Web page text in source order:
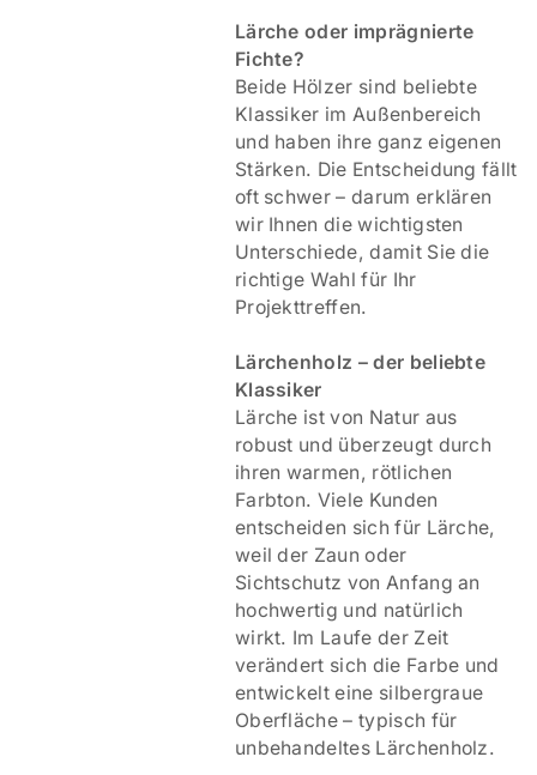
Lärche oder imprägnierte
Fichte?
Beide Hölzer sind beliebte
Klassiker im Außenbereich
und haben ihre ganz eigenen
Stärken. Die Entscheidung fällt
oft schwer – darum erklären
wir Ihnen die wichtigsten
Unterschiede, damit Sie die
richtige Wahl für Ihr
Projekttreffen.
Lärchenholz – der beliebte
Klassiker
Lärche ist von Natur aus
robust und überzeugt durch
ihren warmen, rötlichen
Farbton. Viele Kunden
entscheiden sich für Lärche,
weil der Zaun oder
Sichtschutz von Anfang an
hochwertig und natürlich
wirkt. Im Laufe der Zeit
verändert sich die Farbe und
entwickelt eine silbergraue
Oberfläche – typisch für
unbehandeltes Lärchenholz.